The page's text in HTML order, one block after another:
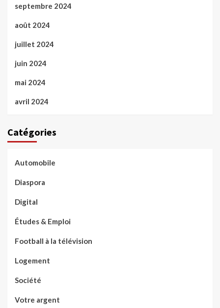
septembre 2024
août 2024
juillet 2024
juin 2024
mai 2024
avril 2024
Catégories
Automobile
Diaspora
Digital
Études & Emploi
Football à la télévision
Logement
Société
Votre argent